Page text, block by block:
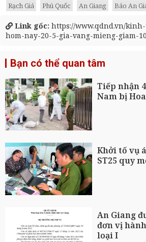
Rạch Giá
Phú Quốc An Giang Báo An
Link gốc: https://www.qdnd.vn/
hom-nay-20-5-gia-vang-mieng-giam-
Bạn có thể quan tâm
Tiếp nhận
Nam bị
Khởi tố vụ
ST25 quy
An Giang
đơn vị
loại I